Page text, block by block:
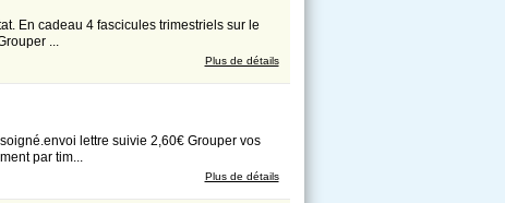
En cadeau 4 fascicules trimestriels sur le
...
Plus de détails
lettre suivie 2,60€ Grouper vos
par tim...
Plus de détails